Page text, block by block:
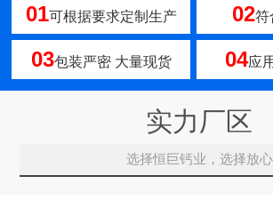
01可根据要求定制生产 02符
03包装严密 大量现货 04应
实力厂区
选择恒巨钙业，选择放心